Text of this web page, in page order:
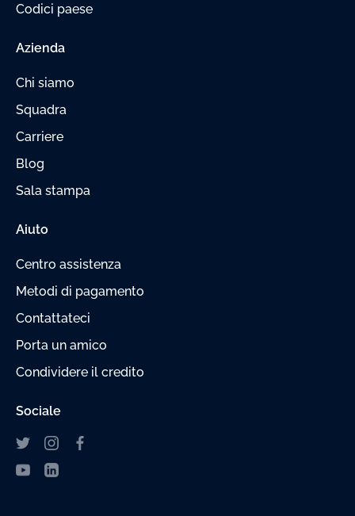
Codici paese
Azienda
Chi siamo
Squadra
Carriere
Blog
Sala stampa
Aiuto
Centro assistenza
Metodi di pagamento
Contattateci
Porta un amico
Condividere il credito
Sociale